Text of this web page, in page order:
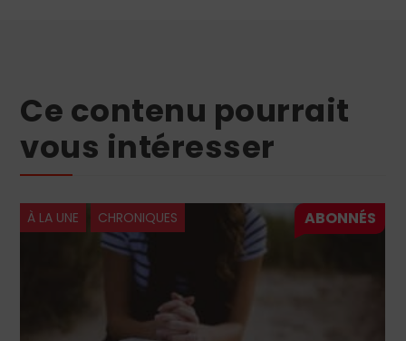
Ce contenu pourrait
vous intéresser
À LA UNE CHRONIQUES